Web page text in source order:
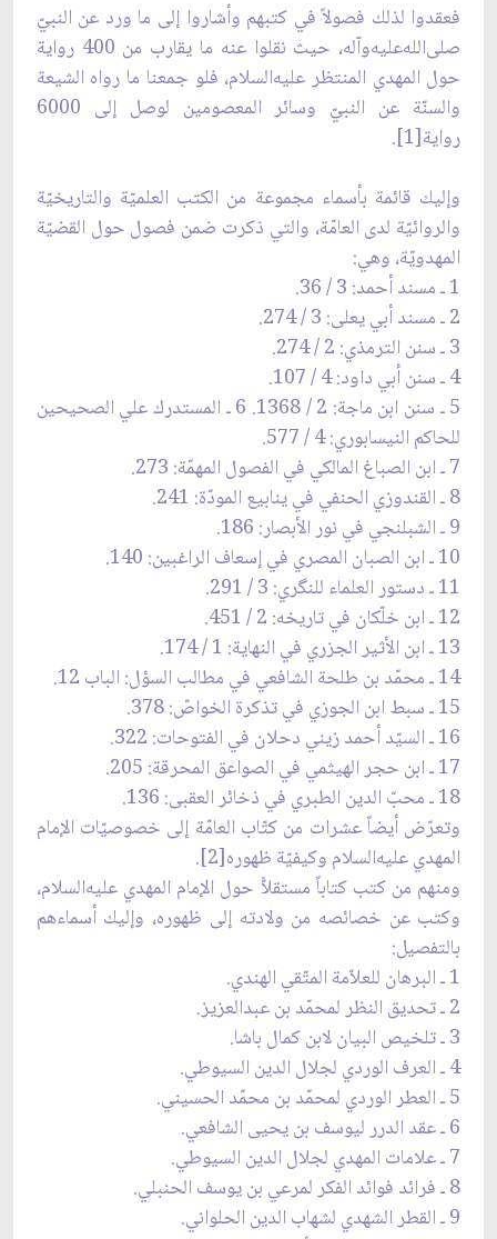
فعقدوا لذلك فصولاً في كتبهم وأشاروا إلى ما ورد عن النبيّ
صلى‌الله‌عليه‌وآله، حيث نقلوا عنه ما يقارب من 400 رواية
حول المهدي المنتظر عليه‌السلام، فلو جمعنا ما رواه الشيعة
والسنّة عن النبيّ وسائر المعصومين لوصل إلى 6000
رواية[1].
وإليك قائمة بأسماء مجموعة من الكتب العلميّة والتاريخيّة
والروائيّة لدى العامّة، والتي ذكرت ضمن فصول حول القضيّة
المهدويّة، وهي:
1 ـ مسند أحمد: 3 / 36.
2 ـ مسند أبي يعلى: 3 / 274.
3 ـ سنن الترمذي: 2 / 274.
4 ـ سنن أبي داود: 4 / 107.
5 ـ سنن ابن ماجة: 2 / 1368. 6 ـ المستدرك علي الصحيحين
للحاكم النيسابوري: 4 / 577.
7 ـ ابن الصباغ المالكي في الفصول المهمّة: 273.
8 ـ القندوزي الحنفي في ينابيع المودّة: 241.
9 ـ الشبلنجي في نور الأبصار: 186.
10 ـ ابن الصبان المصري في إسعاف الراغبين: 140.
11 ـ دستور العلماء للنگري: 3 / 291.
12 ـ ابن خلّكان في تاريخه: 2 / 451.
13 ـ ابن الأثير الجزري في النهاية: 1 / 174.
14 ـ محمّد بن طلحة الشافعي في مطالب السؤل: الباب 12.
15 ـ سبط ابن الجوزي في تذكرة الخواصّ: 378.
16 ـ السيّد أحمد زيني دحلان في الفتوحات: 322.
17 ـ ابن حجر الهيثمي في الصواعق المحرقة: 205.
18 ـ محبّ الدين الطبري في ذخائر العقبى: 136.
وتعرّض أيضاً عشرات من كتّاب العامّة إلى خصوصيّات الإمام
المهدي عليه‌السلام وكيفيّة ظهوره[2].
ومنهم من كتب كتاباً مستقلاًّ حول الإمام المهدي عليه‌السلام،
وكتب عن خصائصه من ولادته إلى ظهوره، وإليك أسماءهم
بالتفصيل:
1 ـ البرهان للعلاّمة المتّقي الهندي.
2 ـ تحديق النظر لمحمّد بن عبدالعزيز.
3 ـ تلخيص البيان لابن كمال باشا.
4 ـ العرف الوردي لجلال الدين السيوطي.
5 ـ العطر الوردي لمحمّد بن محمّد الحسيني.
6 ـ عقد الدرر ليوسف بن يحيى الشافعي.
7 ـ علامات المهدي لجلال الدين السيوطي.
8 ـ فرائد فوائد الفكر لمرعي بن يوسف الحنبلي.
9 ـ القطر الشهدي لشهاب الدين الحلواني.